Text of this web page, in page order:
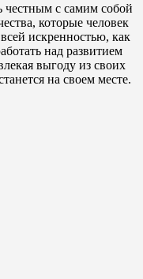
честным с самим собой
которые человек
искренностью, как
над развитием
выгоду из своих
на своем месте.